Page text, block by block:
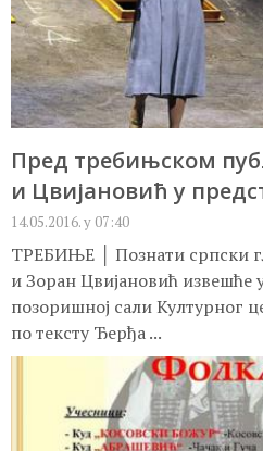
Пред требињском
и Цвијановић у
14.05.2016. у 07:40
ТРЕБИЊЕ │ Познати српски
и Зоран Цвијановић извешће
позоришној сали Културног
по тексту Ђерђа ...